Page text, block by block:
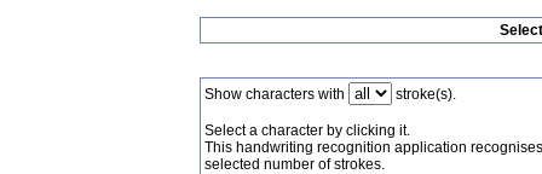
Show characters with stroke(s).
Select a character by clicking it.
This handwriting recognition application
selected number of strokes.